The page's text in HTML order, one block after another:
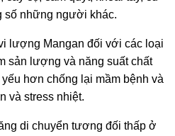
số những người khác.
lượng Mangan đối với các loại
sản lượng và năng suất chất
hơn chống lại mầm bệnh và
và stress nhiệt.
di chuyển tương đối thấp ở